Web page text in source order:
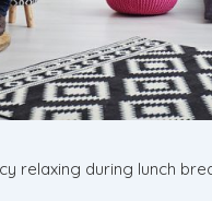
relaxing during lunch